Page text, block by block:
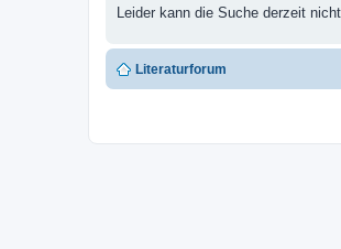
Leider kann die Suche derzeit
Literaturforum